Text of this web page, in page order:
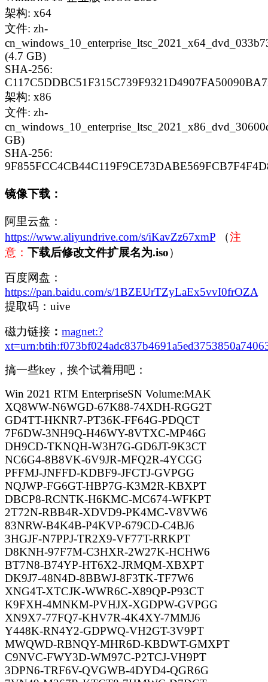
架构: x64
文件: zh-
(4.7 GB)
SHA-256:
架构: x86
文件: zh-
GB)
SHA-256:
镜像下载：
阿里云盘：
https://www.aliyundrive.com/s/iKavZz67xmP （注
意： 下载后修改文件扩展名为.iso）
百度网盘：
https://pan.baidu.com/s/1BZEUrTZyLaEx5vvI0frOZA
提取码：uive
磁力链接 ： magnet:?
搞一些key，挨个试着用吧：
Win 2021 RTM EnterpriseSN Volume:MAK
XQ8WW-N6WGD-67K88-74XDH-RGG2T
GD4TT-HKNR7-PT36K-FF64G-PDQCT
7F6DW-3NH9Q-H46WY-8VTXC-MP46G
DH9CD-TKNQH-W3H7G-GD6JT-9K3CT
NC6G4-8B8VK-6V9JR-MFQ2R-4YCGG
PFFMJ-JNFFD-KDBF9-JFCTJ-GVPGG
NQJWP-FG6GT-HBP7G-K3M2R-KBXPT
DBCP8-RCNTK-H6KMC-MC674-WFKPT
2T72N-RBB4R-XDVD9-PK4MC-V8VW6
83NRW-B4K4B-P4KVP-679CD-C4BJ6
3HGJF-N7PPJ-TR2X9-VF77T-RRKPT
D8KNH-97F7M-C3HXR-2W27K-HCHW6
BT7N8-B74YP-HT6X2-JRMQM-XBXPT
DK9J7-48N4D-8BBWJ-8F3TK-TF7W6
XNG4T-XTCJK-WWR6C-X89QP-P93CT
K9FXH-4MNKM-PVHJX-XGDPW-GVPGG
XN9X7-77FQ7-KHV7R-4K4XY-7MMJ6
Y448K-RN4Y2-GDPWQ-VH2GT-3V9PT
MWQWD-RBNQY-MHR6D-KBDWT-GMXPT
C9NVC-FWY3D-WM97C-P2TCJ-VH9PT
3DPN6-TRF6V-QVGWB-4DYD4-QGR6G